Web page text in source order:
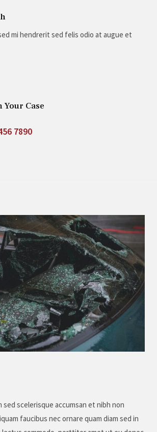
mi hendrerit sed felis odio at augue et
Your Case
7890
scelerisque accumsan et nibh non
faucibus nec ornare quam diam sed in